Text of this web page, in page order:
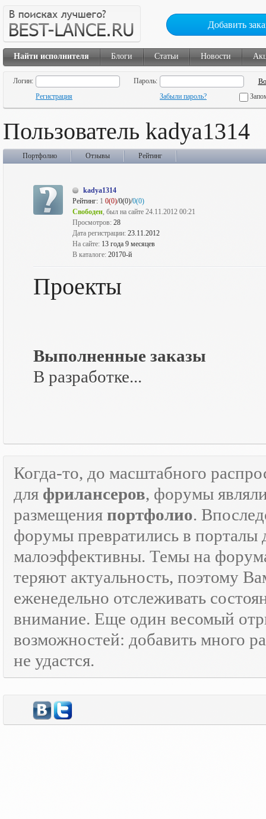
Добавить
Найти исполнителя Блоги Статьи Новости
Логин:
Пароль:
Регистрация
Забыли пароль?
Пользователь kadya1314
Портфолио Отзывы Рейтинг
kadya1314
Рейтинг: 1 0(0)/0(0)/0(0)
Свободен, был на сайте 24.11.2012 00:21
Просмотров: 28
Дата регистрации: 23.11.2012
На сайте: 13 года 9 месяцев
В каталоге: 20170-й
Проекты
Выполненные заказы
В разработке...
Когда-то, до масштабного
для фрилансеров, форумы
размещения портфолио.
форумы превратились в
малоэффективны. Темы на
теряют актуальность, поэтому
еженедельно отслеживать
внимание. Еще один весомый
возможностей: добавить много
не удастся.